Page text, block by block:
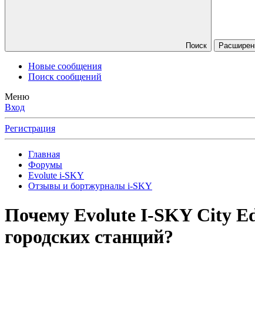
Поиск
Новые сообщения
Поиск сообщений
Меню
Вход
Регистрация
Главная
Форумы
Evolute i⁠-SKY
Отзывы и бортжурналы i-SKY
Почему Evolute I-SKY City
городских станций?